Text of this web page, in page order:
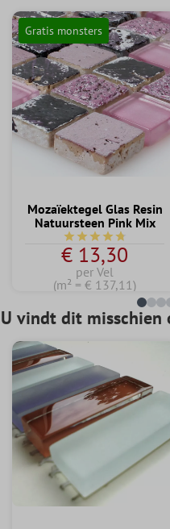
Gratis monsters
Mozaïektegel Glas Resin
Natuursteen Pink Mix
Gemiddelde
€ 13,30
per Vel
(m² = € 137,11)
U vindt dit misschien